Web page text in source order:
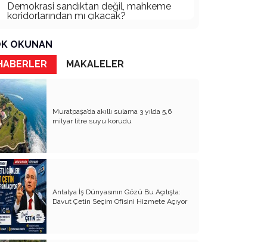
Demokrasi sandıktan değil, mahkeme
koridorlarından mı çıkacak?
Gazetecinin kaderi!..
Turizmde Herşey Dahil Sistemi
tartışılmalı
MB Başkanı ve Şimşek’e
Padişahın Vergi Deneyi!..
Erdoğan ve Özel’e açık mektup!..
Bahçeli siyasetin zirvesine oturdu!..
Artık yeter!.. Başka Antalya yok!..
Milli Eğitim cemaatlere mi teslim
ediliyor?
Liyakatın Gözyaşları!..
OKUNAN
MAKALELER
Muratpaşa’da akıllı sulama 3 yılda 5,6
milyar litre suyu korudu
Antalya İş Dünyasının Gözü Bu Açılışta:
Davut Çetin Seçim Ofisini Hizmete Açıyor